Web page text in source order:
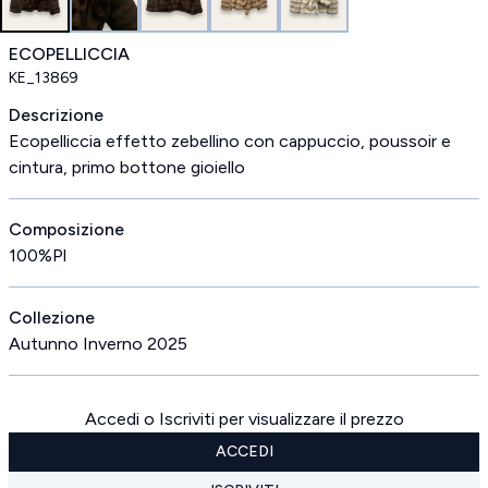
ECOPELLICCIA
KE_13869
Descrizione
Ecopelliccia effetto zebellino con cappuccio, poussoir e
cintura, primo bottone gioiello
Composizione
100%Pl
Collezione
Autunno Inverno 2025
Accedi o Iscriviti per visualizzare il prezzo
ACCEDI